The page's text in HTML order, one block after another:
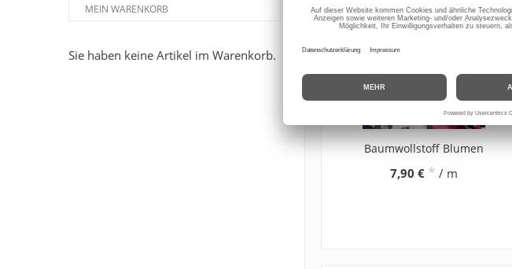
Baumwollstoff Blumen
7,90 € * / m
MEIN WARENKORB
Sie haben keine Artikel im Warenkorb.